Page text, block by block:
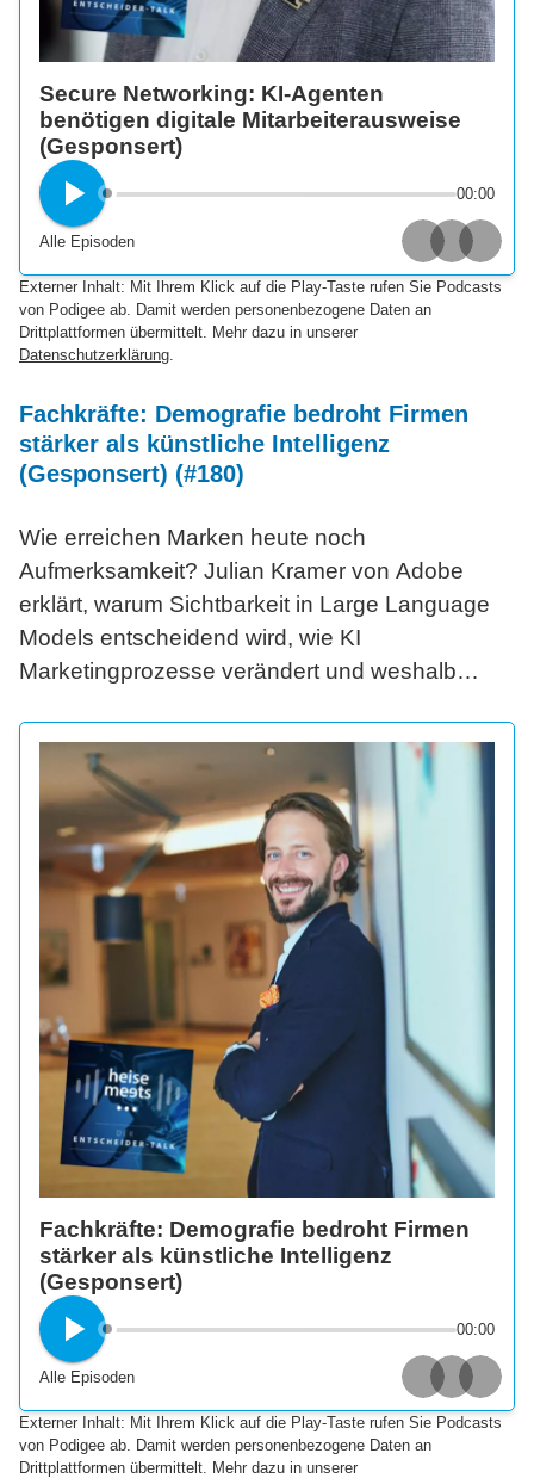
Secure Networking: KI-Agenten
benötigen digitale Mitarbeiterausweise
(Gesponsert)
00:00
Alle Episoden
Apple PodcastsSpotify Deezer
Externer Inhalt: Mit Ihrem Klick auf die Play-Taste rufen Sie Podcasts
von Podigee ab. Damit werden personenbezogene Daten an
Drittplattformen übermittelt. Mehr dazu in unserer
Datenschutzerklärung.
Fachkräfte: Demografie bedroht Firmen
stärker als künstliche Intelligenz
(Gesponsert) (#180)
Wie erreichen Marken heute noch
Aufmerksamkeit? Julian Kramer von Adobe
erklärt, warum Sichtbarkeit in Large Language
Models entscheidend wird, wie KI
Marketingprozesse verändert und weshalb
Revolution darstellen.
Fachkräfte: Demografie bedroht Firmen
stärker als künstliche Intelligenz
(Gesponsert)
00:00
Alle Episoden
Apple PodcastsSpotify Deezer
Externer Inhalt: Mit Ihrem Klick auf die Play-Taste rufen Sie Podcasts
von Podigee ab. Damit werden personenbezogene Daten an
Drittplattformen übermittelt. Mehr dazu in unserer